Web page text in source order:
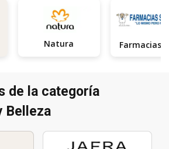
Natura
de la categoría
Belleza